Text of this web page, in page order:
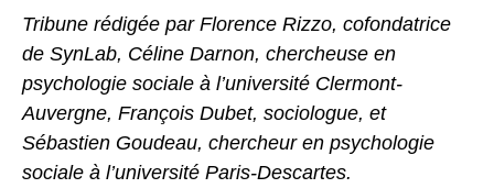
Tribune rédigée par Florence Rizzo, cofondatrice
de SynLab, Céline Darnon, chercheuse en
psychologie sociale à l’université Clermont-
Auvergne, François Dubet, sociologue, et
Sébastien Goudeau, chercheur en psychologie
sociale à l’université Paris-Descartes.